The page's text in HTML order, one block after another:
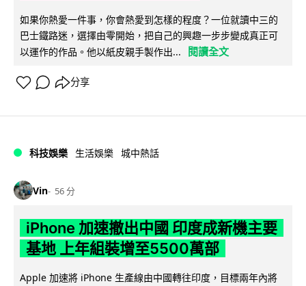
如果你熱愛一件事，你會熱愛到怎樣的程度？一位就讀中三的
巴士鐵路迷，選擇由零開始，把自己的興趣一步步變成真正可
以運作的作品。他以紙皮親手製作出...
閱讀全文
分享
科技娛樂 生活娛樂 城中熱話
Vin 56 分
iPhone 加速撤出中國 印度成新機主要
基地 上年組裝增至5500萬部
Apple 加速將 iPhone 生產線由中國轉往印度，目標兩年內將